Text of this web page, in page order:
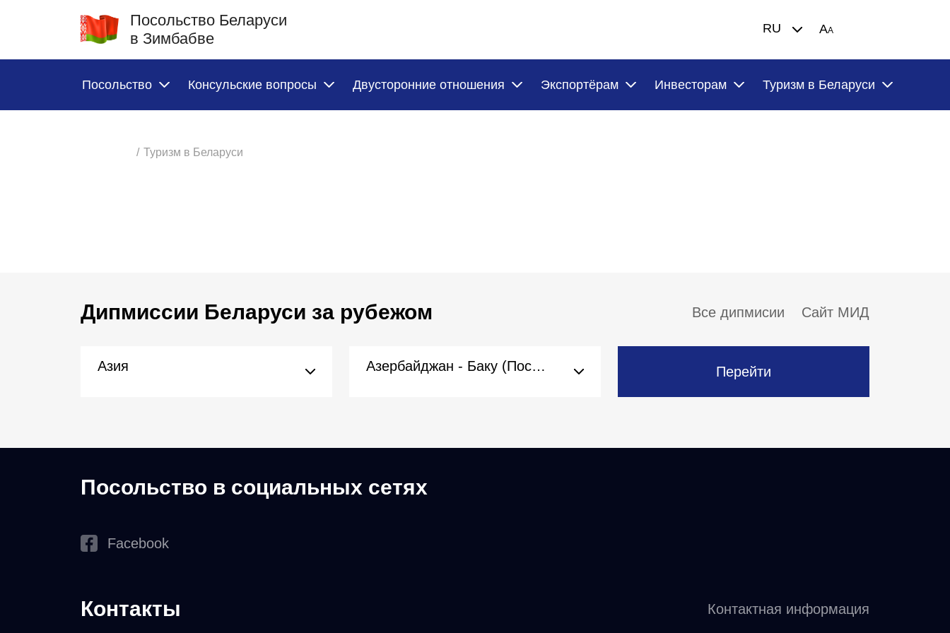
Посольство Беларуси
в Зимбабве
RU AA
Посольство Консульские вопросы Двусторонние отношения Экспортёрам Инвесторам Туризм в Беларуси
/ Туризм в Беларуси
Дипмиссии Беларуси за рубежом Все дипмисии Сайт МИД
Азия Азербайджан - Баку (Посольство) Перейти
Посольство в социальных сетях
Facebook
Контакты Контактная информация